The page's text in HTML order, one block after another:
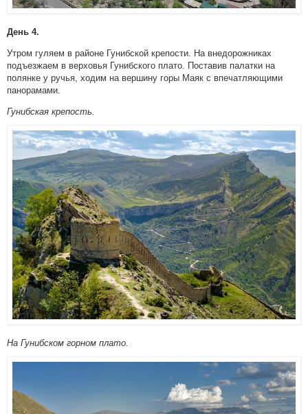
День 4.
Утром гуляем в районе Гунибской крепости. На внедорожниках
подъезжаем в верховья Гунибского плато. Поставив палатки на
полянке у ручья, ходим на вершину горы Маяк с впечатляющими
панорамами.
Гунибская крепость.
На Гунибском горном плато.